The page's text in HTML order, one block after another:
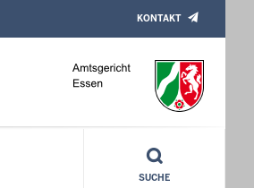
KONTAKT
SUCHE